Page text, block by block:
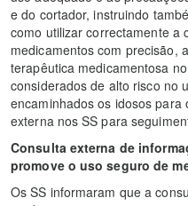
e do cortador, instruindo
como utilizar correctamente a
medicamentos com precisão,
terapêutica medicamentosa
considerados de alto risco no
encaminhados os idosos
externa nos SS para
Consulta externa de
promove o uso seguro de
Os SS informaram que a